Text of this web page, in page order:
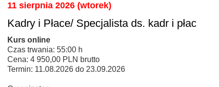
11 sierpnia 2026 (wtorek)
Kadry i Płace/ Specjalista ds. kadr i płac
Kurs online
Czas trwania: 55:00 h
Cena: 4 950,00 PLN brutto
Termin: 11.08.2026 do 23.09.2026